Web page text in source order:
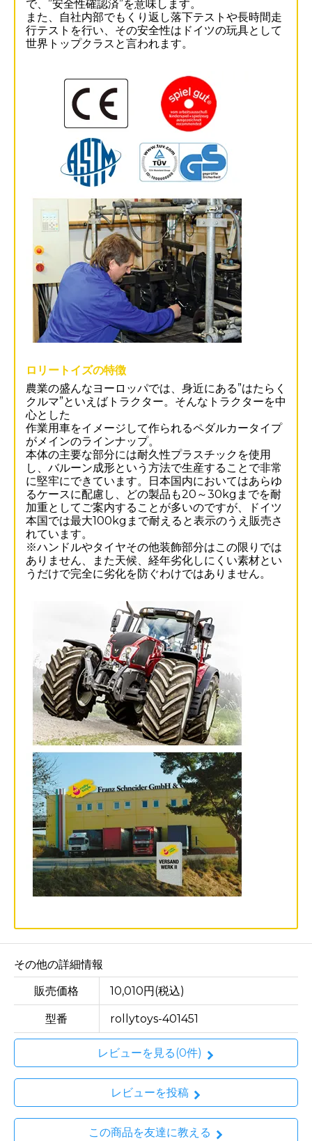
で、”安全性確認済”を意味します。
また、自社内部でもくり返し落下テストや長時間走
行テストを行い、その安全性はドイツの玩具として
世界トップクラスと言われます。
ロリートイズの特徴
農業の盛んなヨーロッパでは、身近にある”はたらく
クルマ”といえばトラクター。そんなトラクターを中
心とした
作業用車をイメージして作られるペダルカータイプ
がメインのラインナップ。
本体の主要な部分には耐久性プラスチックを使用
し、バルーン成形という方法で生産することで非常
に堅牢にできています。日本国内においてはあらゆ
るケースに配慮し、どの製品も20～30kgまでを耐
加重としてご案内することが多いのですが、ドイツ
本国では最大100kgまで耐えると表示のうえ販売さ
れています。
※ハンドルやタイヤその他装飾部分はこの限りでは
ありません、また天候、経年劣化しにくい素材とい
うだけで完全に劣化を防ぐわけではありません。
その他の詳細情報
販売価格 10,010円(税込)
型番 rollytoys-401451
レビューを見る(0件)
レビューを投稿
この商品を友達に教える